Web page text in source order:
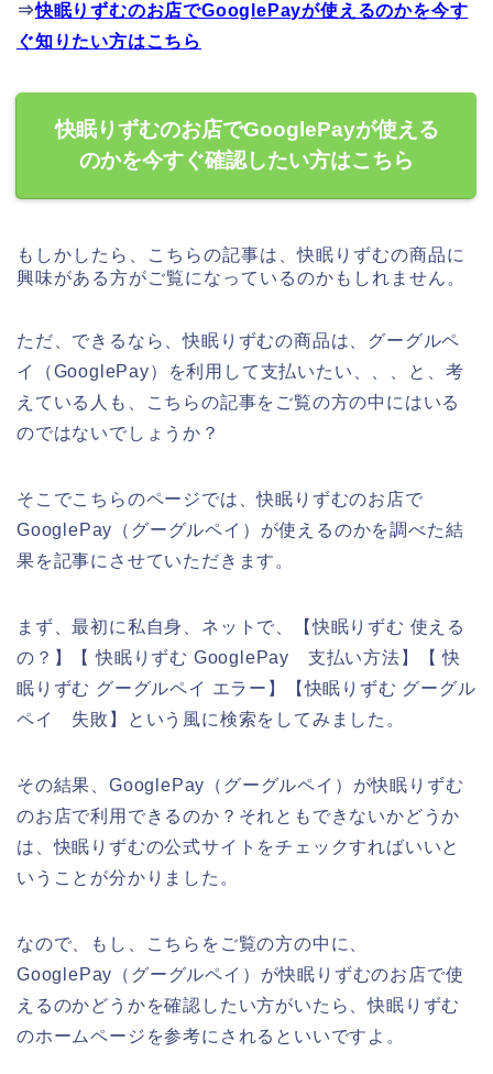
⇒快眠りずむのお店でGooglePayが使えるのかを今す
ぐ知りたい方はこちら
快眠りずむのお店でGooglePayが使える
のかを今すぐ確認したい方はこちら
もしかしたら、こちらの記事は、快眠りずむの商品に
興味がある方がご覧になっているのかもしれません。
ただ、できるなら、快眠りずむの商品は、グーグルペ
イ（GooglePay）を利用して支払いたい、、、と、考
えている人も、こちらの記事をご覧の方の中にはいる
のではないでしょうか？
そこでこちらのページでは、快眠りずむのお店で
GooglePay（グーグルペイ）が使えるのかを調べた結
果を記事にさせていただきます。
まず、最初に私自身、ネットで、【快眠りずむ 使える
の？】【 快眠りずむ GooglePay 支払い方法】【 快
眠りずむ グーグルペイ エラー】【快眠りずむ グーグル
ペイ 失敗】という風に検索をしてみました。
その結果、GooglePay（グーグルペイ）が快眠りずむ
のお店で利用できるのか？それともできないかどうか
は、快眠りずむの公式サイトをチェックすればいいと
いうことが分かりました。
なので、もし、こちらをご覧の方の中に、
GooglePay（グーグルペイ）が快眠りずむのお店で使
えるのかどうかを確認したい方がいたら、快眠りずむ
のホームページを参考にされるといいですよ。